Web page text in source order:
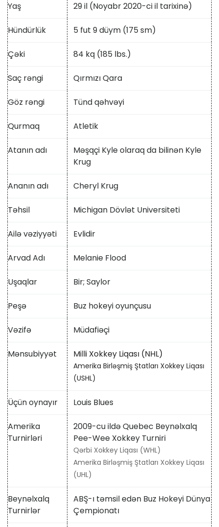
Yaş 29 il (Noyabr 2020-ci il tarixinə)
Hündürlük 5 fut 9 düym (175 sm)
Çəki 84 kq (185 lbs.)
Saç rəngi Qırmızı Qara
Göz rəngi Tünd qəhvəyi
Qurmaq Atletik
Atanın adı
Məşqçi Kyle olaraq da bilinən Kyle
Krug
Ananın adı Cheryl Krug
Təhsil Michigan Dövlət Universiteti
Ailə vəziyyəti Evlidir
Arvad Adı Melanie Flood
Uşaqlar Bir; Saylor
Peşə Buz hokeyi oyunçusu
Vəzifə Müdafiəçi
Mənsubiyyət Milli Xokkey Liqası (NHL)
Amerika Birləşmiş Ştatları Xokkey Liqası
(USHL)
Üçün oynayır Louis Blues
Amerika
Turnirləri
2009-cu ildə Quebec Beynəlxalq
Pee-Wee Xokkey Turniri
Qərbi Xokkey Liqası (WHL)
Amerika Birləşmiş Ştatları Xokkey Liqası
(UHL)
Beynəlxalq
Turnirlər
ABŞ-ı təmsil edən Buz Hokeyi Dünya
Çempionatı